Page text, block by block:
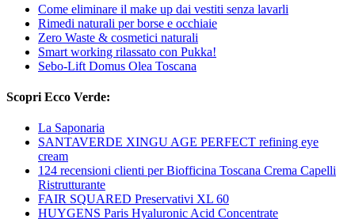
Come eliminare il make up dai vestiti senza lavarli
Rimedi naturali per borse e occhiaie
Zero Waste & cosmetici naturali
Smart working rilassato con Pukka!
Sebo-Lift Domus Olea Toscana
Scopri Ecco Verde:
La Saponaria
SANTAVERDE XINGU AGE PERFECT refining eye
cream
124 recensioni clienti per Biofficina Toscana Crema Capelli
Ristrutturante
FAIR SQUARED Preservativi XL 60
HUYGENS Paris Hyaluronic Acid Concentrate